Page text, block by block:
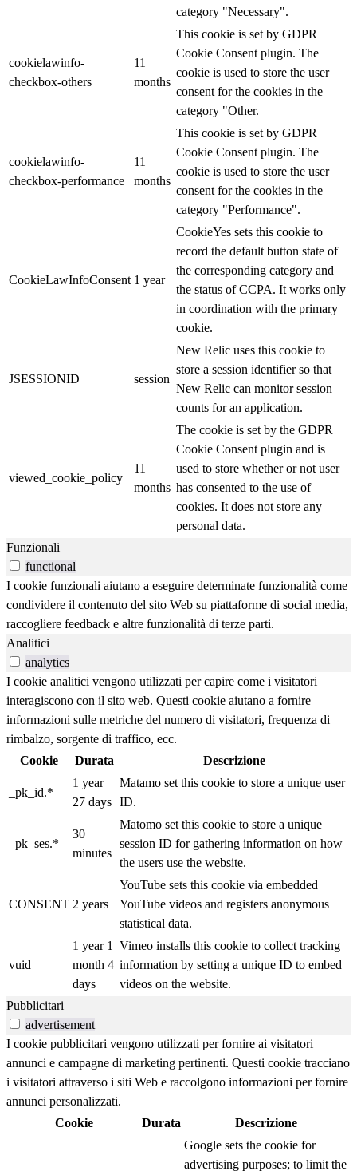
category "Necessary".
cookielawinfo-
checkbox-others
11
months
This cookie is set by GDPR
Cookie Consent plugin. The
cookie is used to store the user
consent for the cookies in the
category "Other.
cookielawinfo-
checkbox-performance
11
months
This cookie is set by GDPR
Cookie Consent plugin. The
cookie is used to store the user
consent for the cookies in the
category "Performance".
CookieLawInfoConsent 1 year
CookieYes sets this cookie to
record the default button state of
the corresponding category and
the status of CCPA. It works only
in coordination with the primary
cookie.
JSESSIONID session
New Relic uses this cookie to
store a session identifier so that
New Relic can monitor session
counts for an application.
viewed_cookie_policy
11
months
The cookie is set by the GDPR
Cookie Consent plugin and is
used to store whether or not user
has consented to the use of
cookies. It does not store any
personal data.
Funzionali
functional
I cookie funzionali aiutano a eseguire determinate funzionalità come
condividere il contenuto del sito Web su piattaforme di social media,
raccogliere feedback e altre funzionalità di terze parti.
Analitici
analytics
I cookie analitici vengono utilizzati per capire come i visitatori
interagiscono con il sito web. Questi cookie aiutano a fornire
informazioni sulle metriche del numero di visitatori, frequenza di
rimbalzo, sorgente di traffico, ecc.
Cookie
Durata Descrizione
_pk_id.*
1 year
27 days
Matamo set this cookie to store a unique user
ID.
_pk_ses.*
30
minutes
Matomo set this cookie to store a unique
session ID for gathering information on how
the users use the website.
CONSENT 2 years
YouTube sets this cookie via embedded
YouTube videos and registers anonymous
statistical data.
vuid
1 year 1
month 4
days
Vimeo installs this cookie to collect tracking
information by setting a unique ID to embed
videos on the website.
Pubblicitari
advertisement
I cookie pubblicitari vengono utilizzati per fornire ai visitatori
annunci e campagne di marketing pertinenti. Questi cookie tracciano
i visitatori attraverso i siti Web e raccolgono informazioni per fornire
annunci personalizzati.
Cookie
Durata Descrizione
Google sets the cookie for
advertising purposes; to limit the